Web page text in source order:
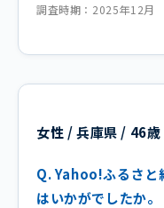
調査時期：2025年12月
女性 / 兵庫県 / 46歳
Q. Yahoo!ふるさと
はいかがでしたか。